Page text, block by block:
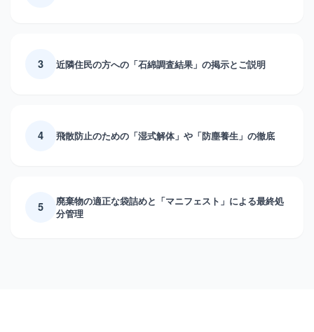
3 近隣住民の方への「石綿調査結果」の掲示とご説明
4 飛散防止のための「湿式解体」や「防塵養生」の徹底
5
廃棄物の適正な袋詰めと「マニフェスト」による最終処
分管理